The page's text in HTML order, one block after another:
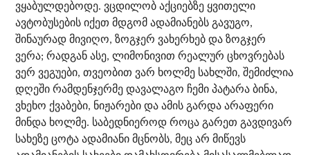
ვყაბულდებოდე. ვცდილობ აქციებზე ყვითელი
ავტობუსების იქეთ მდგომ ადამიანებს გავუგო,
შინაურად მივიღო, ზოგჯერ ვახერხებ და ზოგჯერ
ვერა; რადგან ასე, ლიმონივით რეალურ ცხოვრებას
ვერ ვეგუები, თვეობით ვარ ხოლმე სახლში, შემიძლია
დღეში რამდენჯერმე დავალაგო ჩემი პატარა ბინა,
ვხეხო ქვაბები, ნიჟარები და ამის გარდა არაფერი
მინდა ხოლმე. საბედნიეროდ როცა გარეთ გავდივარ
სახეზე ცოტა ადამიანი მცნობს, მეც არ მიწევს